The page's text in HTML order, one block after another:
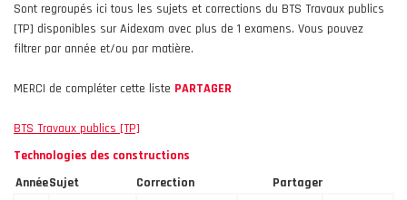
Sont regroupés ici tous les sujets et corrections du BTS Travaux publics
[TP] disponibles sur Aidexam avec plus de 1 examens. Vous pouvez
filtrer par année et/ou par matière.
MERCI de compléter cette liste PARTAGER
BTS Travaux publics [TP]
Technologies des constructions
AnnéeSujet Correction Partager